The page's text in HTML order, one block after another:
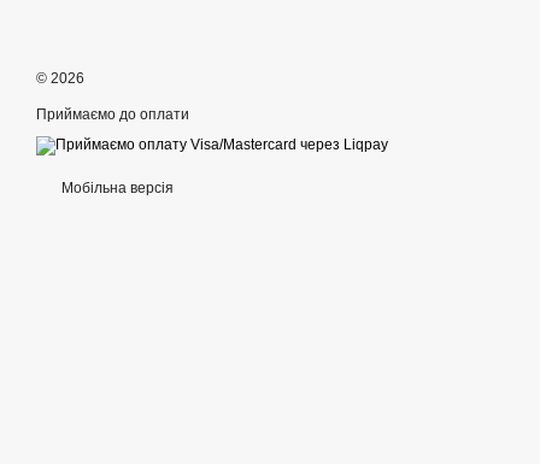
© 2026
Приймаємо до оплати
Мобільна версія